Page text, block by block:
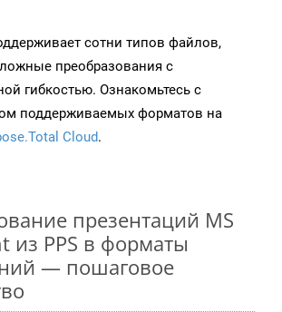
сотни типов файлов,
преобразования с
гибкостью. Ознакомьтесь с
поддерживаемых форматов на
Cloud.
презентаций MS
из PPS в форматы
— пошаговое